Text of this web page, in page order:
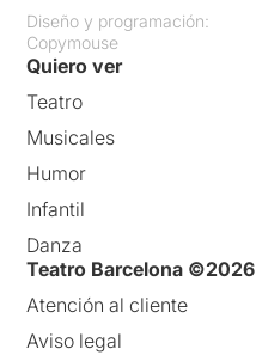
Diseño y programación:
Copymouse
Quiero ver
Teatro
Musicales
Humor
Infantil
Danza
Teatro Barcelona ©2026
Atención al cliente
Aviso legal